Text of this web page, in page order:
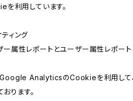
を利用しています。
ィング
性レポートとユーザー属性レポート
Google AnalyticsのCookieを利用して
ります。